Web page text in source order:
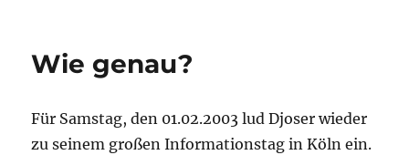
Wie genau?
Für Samstag, den 01.02.2003 lud Djoser wieder
zu seinem großen Informationstag in Köln ein.